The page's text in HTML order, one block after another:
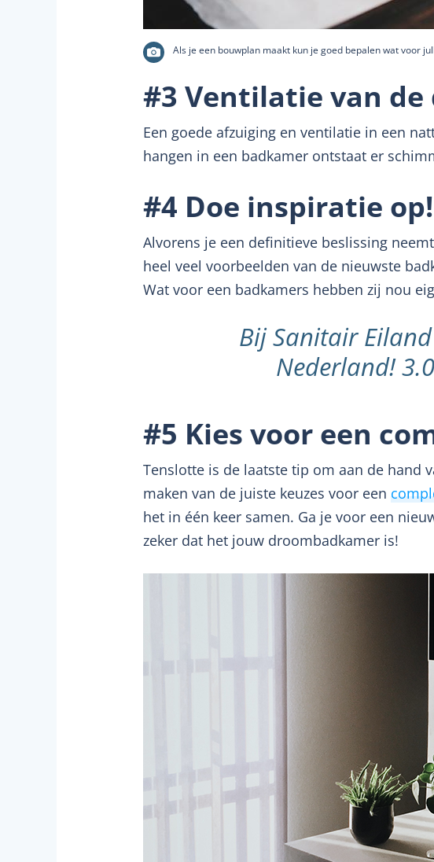
Als je een bouwplan maakt kun je goed bepalen wat voor
#3 Ventilatie van
Een goede afzuiging en ventilatie in een
hangen in een badkamer ontstaat er
#4 Doe inspiratie op!
Alvorens je een definitieve beslissing
heel veel voorbeelden van de nieuwste
Wat voor een badkamers hebben zij nou
Bij Sanitair
Nederland!
#5 Kies voor een
Tenslotte is de laatste tip om aan de hand
maken van de juiste keuzes voor een
het in één keer samen. Ga je voor een
zeker dat het jouw droombadkamer is!